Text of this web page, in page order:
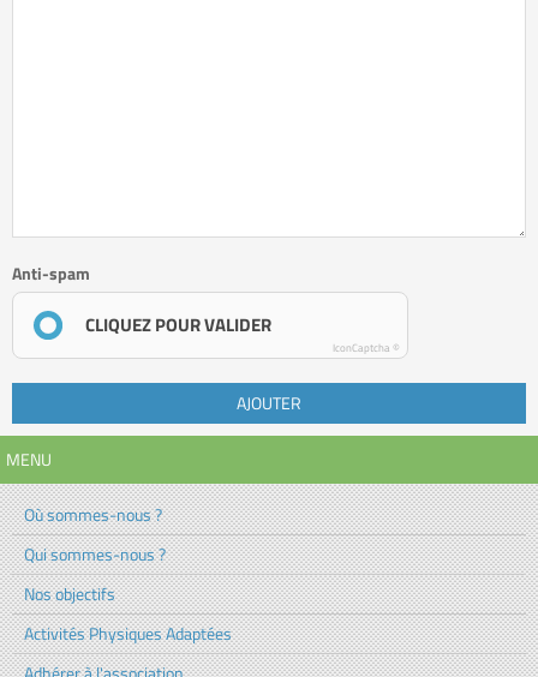
Anti-spam
CLIQUEZ POUR VALIDER
IconCaptcha ©
AJOUTER
MENU
Où sommes-nous ?
Qui sommes-nous ?
Nos objectifs
Activités Physiques Adaptées